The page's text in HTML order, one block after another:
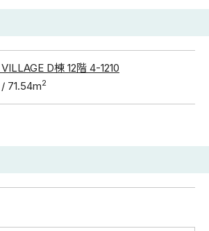
D棟 12階 4-1210
71.54m2